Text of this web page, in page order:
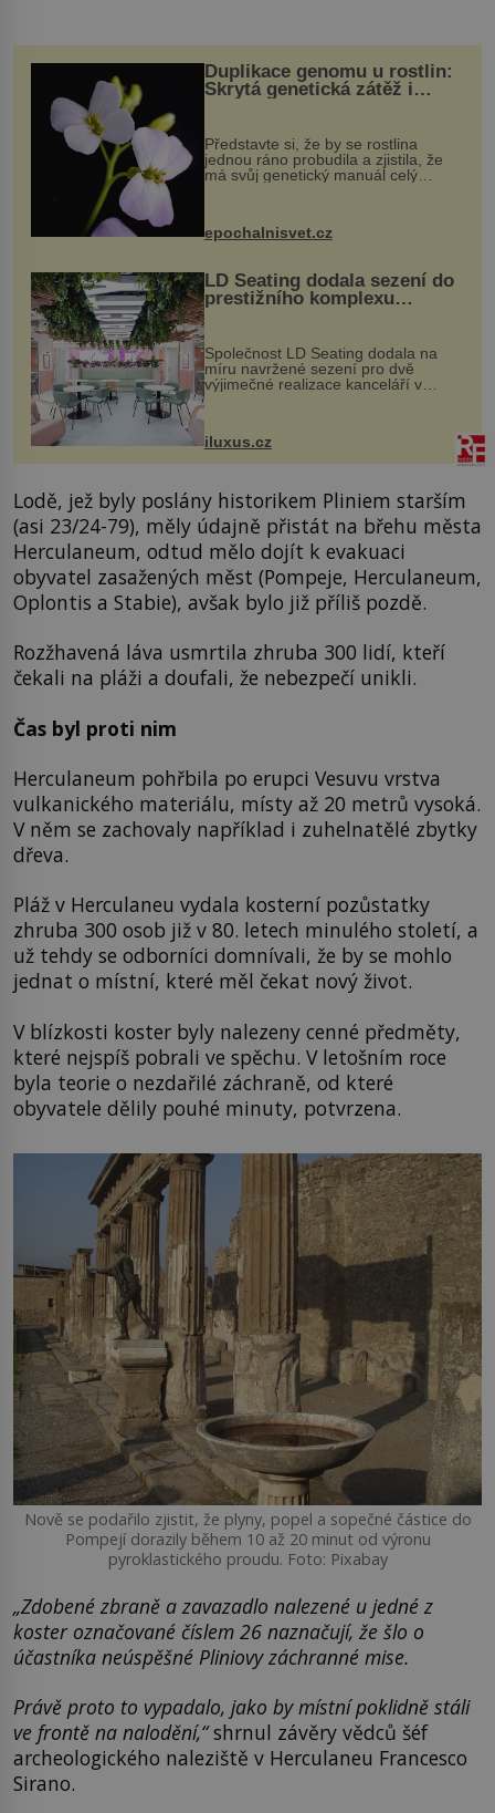
Duplikace genomu u rostlin:
Skrytá genetická zátěž i
Představte si, že by se rostlina
jednou ráno probudila a zjistila, že
má svůj genetický manuál celý
vstupenka...
epochalnisvet.cz
LD Seating dodala sezení do
prestižního komplexu
MediaCityUK v Salfordu
Společnost LD Seating dodala na
míru navržené sezení pro dvě
výjimečné realizace kanceláří v
areálu MediaCityUK v anglickém
budov Media...
iluxus.cz
Lodě, jež byly poslány historikem Pliniem starším
(asi 23/24-79), měly údajně přistát na břehu města
Herculaneum, odtud mělo dojít k evakuaci
obyvatel zasažených měst (Pompeje, Herculaneum,
Oplontis a Stabie), avšak bylo již příliš pozdě.
Rozžhavená láva usmrtila zhruba 300 lidí, kteří
čekali na pláži a doufali, že nebezpečí unikli.
Čas byl proti nim
Herculaneum pohřbila po erupci Vesuvu vrstva
vulkanického materiálu, místy až 20 metrů vysoká.
V něm se zachovaly například i zuhelnatělé zbytky
dřeva.
Pláž v Herculaneu vydala kosterní pozůstatky
zhruba 300 osob již v 80. letech minulého století, a
už tehdy se odborníci domnívali, že by se mohlo
jednat o místní, které měl čekat nový život.
V blízkosti koster byly nalezeny cenné předměty,
které nejspíš pobrali ve spěchu. V letošním roce
byla teorie o nezdařilé záchraně, od které
obyvatele dělily pouhé minuty, potvrzena.
Nově se podařilo zjistit, že plyny, popel a sopečné částice do
Pompejí dorazily během 10 až 20 minut od výronu
pyroklastického proudu. Foto: Pixabay
„Zdobené zbraně a zavazadlo nalezené u jedné z
koster označované číslem 26 naznačují, že šlo o
účastníka neúspěšné Pliniovy záchranné mise.
Právě proto to vypadalo, jako by místní poklidně stáli
ve frontě na nalodění,“shrnul závěry vědců šéf
archeologického naleziště v Herculaneu Francesco
Sirano.